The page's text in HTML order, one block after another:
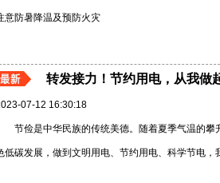
意防暑降温及预防火灾
转发接力！节约用电，从我做
07-12 16:30:18
节俭是中华民族的传统美德。随着夏季气温的
低碳发展，做到文明用电、节约用电、科学节电，